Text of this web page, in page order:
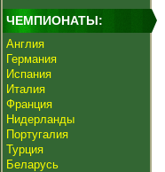
ЧЕМПИОНАТЫ:
Англия
Германия
Испания
Италия
Франция
Нидерланды
Португалия
Турция
Беларусь